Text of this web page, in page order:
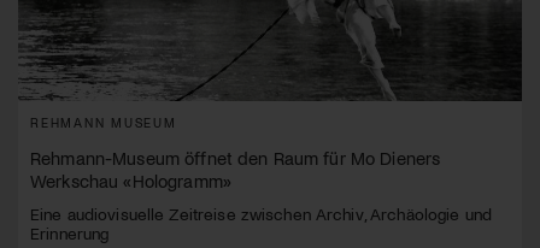
REHMANN MUSEUM
Rehmann-Museum öffnet den Raum für Mo Dieners
Werkschau «Hologramm»
Eine audiovisuelle Zeitreise zwischen Archiv, Archäologie und
Erinnerung